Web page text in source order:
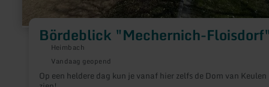
Bördeblick "Mechernich-
Heimbach
Vandaag geopend
Op een heldere dag kun je vanaf hier zelfs de Dom van Keulen